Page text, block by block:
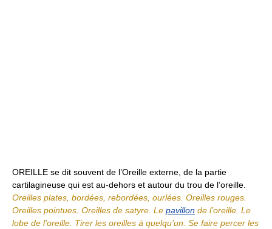
OREILLE se dit souvent de l’Oreille externe, de la partie
cartilagineuse qui est au-dehors et autour du trou de l’oreille.
Oreilles plates, bordées, rebordées, ourlées. Oreilles rouges.
Oreilles pointues. Oreilles de satyre. Le pavillon de l’oreille. Le
lobe de l’oreille. Tirer les oreilles à quelqu’un. Se faire percer les